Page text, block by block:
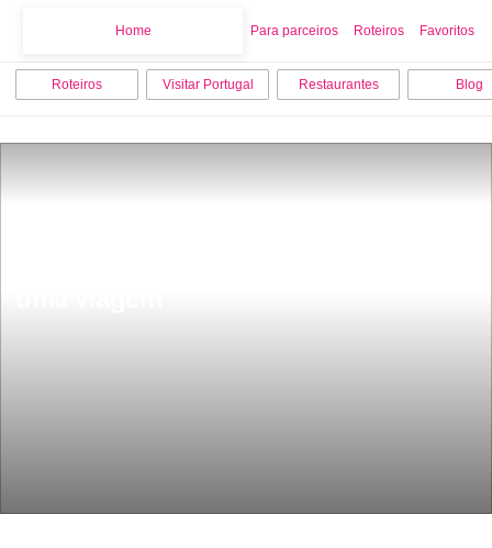
Home Para parceiros Roteiros Favoritos
Roteiros Visitar Portugal Restaurantes Blog